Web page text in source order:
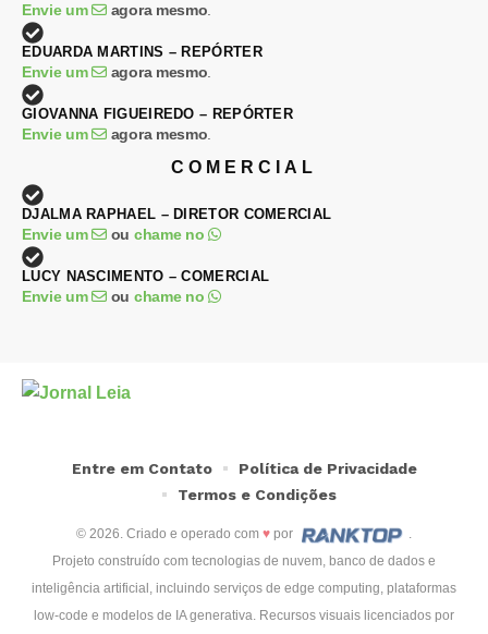
Envie um agora mesmo.
EDUARDA MARTINS – REPÓRTER
Envie um agora mesmo.
GIOVANNA FIGUEIREDO – REPÓRTER
Envie um agora mesmo.
COMERCIAL
DJALMA RAPHAEL – DIRETOR COMERCIAL
Envie um ou chame no
LUCY NASCIMENTO – COMERCIAL
Envie um ou chame no
© 2026. Criado e operado com ♥ por
.
Projeto construído com tecnologias de nuvem, banco de dados e
inteligência artificial, incluindo serviços de edge computing, plataformas
low-code e modelos de IA generativa. Recursos visuais licenciados por
Entre em Contato
Política de Privacidade
Termos e Condições